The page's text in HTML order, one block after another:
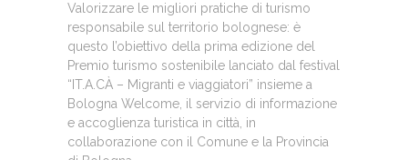
Valorizzare le migliori pratiche di turismo
responsabile sul territorio bolognese: è
questo l’obiettivo della prima edizione del
Premio turismo sostenibile lanciato dal festival
“IT.A.CÀ – Migranti e viaggiatori” insieme a
Bologna Welcome, il servizio di informazione
e accoglienza turistica in città, in
collaborazione con il Comune e la Provincia